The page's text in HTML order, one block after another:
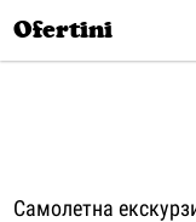
Ofertini
Самолетна